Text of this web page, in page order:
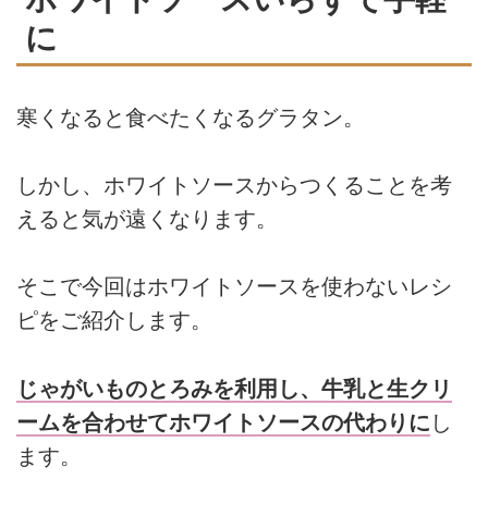
に
寒くなると食べたくなるグラタン。
しかし、ホワイトソースからつくることを考
えると気が遠くなります。
そこで今回はホワイトソースを使わないレシ
ピをご紹介します。
じゃがいものとろみを利用し、牛乳と生クリ
ームを合わせてホワイトソースの代わりに し
ます。